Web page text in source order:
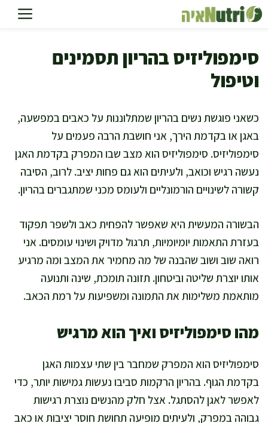
לדלג
לתוכן
סימפוליזיס בהריון תסמינים
וטיפול
כשאני פוגשת נשים בהריון שמתלוננות על כאבים במפשעה,
באגן או בקדמת הירך, אני חושבת הרבה פעמים על
סימפוליזיס. סימפוליזיס הוא מצב שבו המפרק בקדמת האגן
נעשה רגיש וכואב, ולעיתים הוא גם פחות יציב. לרוב, הסיבה
קשורה לשינויים הורמונליים ולעומס מכני שמתגברים בהריון.
הבשורה המעשית היא שאפשר להפחית כאב ולשפר תפקוד
בעזרת התאמות יומיומיות, תרגול מדויק ושינוי עומסים. אני
רואה שוב ושוב שהבנה של מה מחמיר את המצב ומה מרגיע
אותו יוצרת שליטה וביטחון. תזונה תומכת, שינה ותנועה
מותאמת משלימות את התמונה ומשפיעות על רמת הכאב.
מהו סימפוליזיס ואיך הוא מרגיש
סימפוליזיס הוא המפרק שמחבר בין שתי עצמות האגן
בקדמת הגוף. בהריון הרקמות סביבו נעשות גמישות יותר, כדי
לאפשר לאגן להסתגל. אצל חלק מהנשים נוצרת רגישות
גבוהה במפרק, ולעיתים מופיעה תחושת חוסר יציבות או כאב